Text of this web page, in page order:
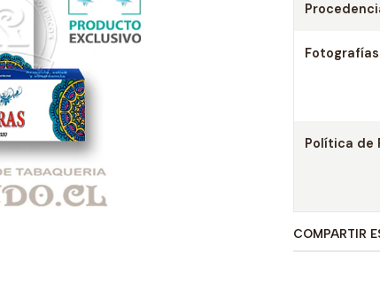
Política de
COMPARTIR